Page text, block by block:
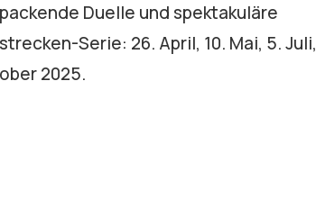
Duelle und spektakuläre
Serie: 26. April, 10. Mai, 5. Juli,
2025.